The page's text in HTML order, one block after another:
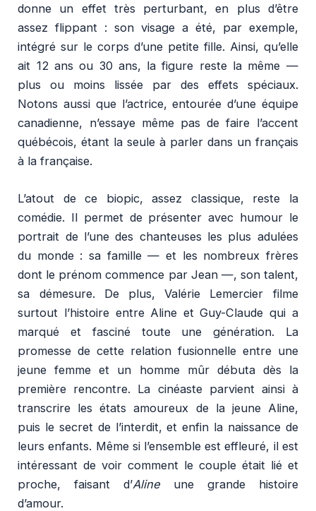
donne un effet très perturbant, en plus d’être
assez flippant : son visage a été, par exemple,
intégré sur le corps d’une petite fille. Ainsi, qu’elle
ait 12 ans ou 30 ans, la figure reste la même —
plus ou moins lissée par des effets spéciaux.
Notons aussi que l’actrice, entourée d’une équipe
canadienne, n’essaye même pas de faire l’accent
québécois, étant la seule à parler dans un français
à la française.
L’atout de ce biopic, assez classique, reste la
comédie. Il permet de présenter avec humour le
portrait de l’une des chanteuses les plus adulées
du monde : sa famille — et les nombreux frères
dont le prénom commence par Jean —, son talent,
sa démesure. De plus, Valérie Lemercier filme
surtout l’histoire entre Aline et Guy-Claude qui a
marqué et fasciné toute une génération. La
promesse de cette relation fusionnelle entre une
jeune femme et un homme mûr débuta dès la
première rencontre. La cinéaste parvient ainsi à
transcrire les états amoureux de la jeune Aline,
puis le secret de l’interdit, et enfin la naissance de
leurs enfants. Même si l’ensemble est effleuré, il est
intéressant de voir comment le couple était lié et
proche, faisant d’Aline une grande histoire
d’amour.